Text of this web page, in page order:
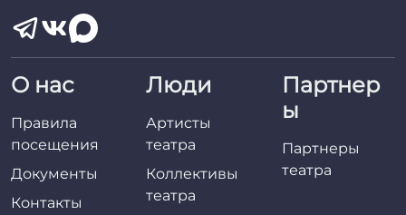
О нас
Правила
посещения
Документы
Контакты
Люди
Артисты
театра
Коллективы
театра
Партнер
ы
Партнеры
театра